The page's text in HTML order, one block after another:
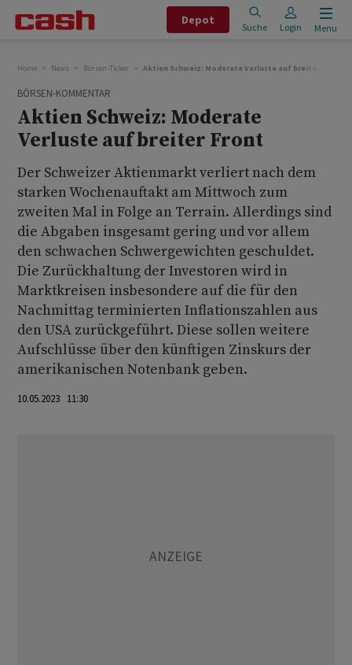
Depot
Suche Login Menu
Home News Börsen-Ticker Aktien Schweiz: Moderate Verluste auf breiter Front
BÖRSEN-KOMMENTAR
Aktien Schweiz: Moderate
Verluste auf breiter Front
Der Schweizer Aktienmarkt verliert nach dem
starken Wochenauftakt am Mittwoch zum
zweiten Mal in Folge an Terrain. Allerdings sind
die Abgaben insgesamt gering und vor allem
den schwachen Schwergewichten geschuldet.
Die Zurückhaltung der Investoren wird in
Marktkreisen insbesondere auf die für den
Nachmittag terminierten Inflationszahlen aus
den USA zurückgeführt. Diese sollen weitere
Aufschlüsse über den künftigen Zinskurs der
amerikanischen Notenbank geben.
10.05.2023 11:30